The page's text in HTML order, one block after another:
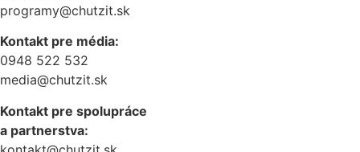
programy@chutzit.sk
Kontakt pre média:
0948 522 532
media@chutzit.sk
Kontakt pre spolupráce
a partnerstva: